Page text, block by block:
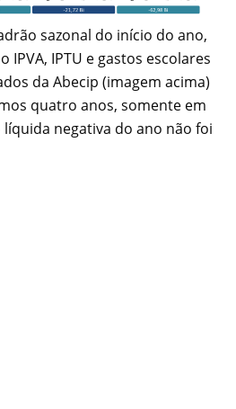
sazonal do início do ano,
IPVA, IPTU e gastos escolares
da Abecip (imagem acima)
quatro anos, somente em
negativa do ano não foi